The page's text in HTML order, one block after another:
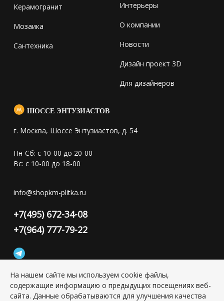
Керамогранит
Мозаика
Сантехника
Интерьеры
О компании
Новости
Дизайн проект 3D
Для дизайнеров
ШОССЕ ЭНТУЗИАСТОВ
г. Москва, Шоссе Энтузиастов, д. 54
Пн-Сб: с 10-00 до 20-00
Вс: с 10-00 до 18-00
info@shopkm-plitka.ru
+7(495) 672-34-08
+7(964) 777-79-22
Конфиденциальность персональной информации
На нашем сайте мы используем cookie файлы,
содержащие информацию о предыдущих посещениях веб-
сайта. Данные обрабатываются для улучшения качества